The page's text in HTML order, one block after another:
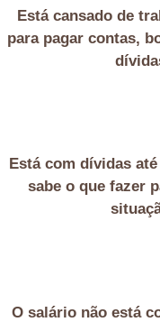
Está cansado de
para pagar contas,
Está com dívidas
sabe o que fazer
O salário não está